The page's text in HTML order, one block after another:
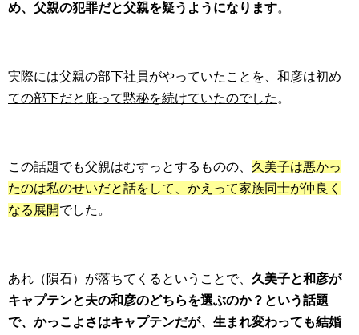
め、父親の犯罪だと父親を疑うようになります。
実際には父親の部下社員がやっていたことを、 和彦は初め
ての部下だと庇って黙秘を続けていたのでした 。
この話題でも父親はむすっとするものの、 久美子は悪かっ
たのは私のせいだと話をして、かえって家族同士が仲良く
なる展開でした。
あれ（隕石）が落ちてくるということで、 久美子と和彦が
キャプテンと夫の和彦のどちらを選ぶのか？という話題
で、かっこよさはキャプテンだが、生まれ変わっても結婚